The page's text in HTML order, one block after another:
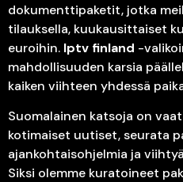
dokumenttipaketit, jotka
tilauksella, kuukausittaiset
euroihin. Iptv finland -
mahdollisuuden karsia
kaiken viihteen yhdessä
Suomalainen katsoja on
kotimaiset uutiset, seurata
ajankohtaisohjelmia ja
Siksi olemme kuratoineet